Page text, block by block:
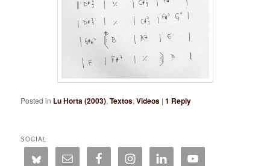
Posted in Lu Horta (2003),Textos,Videos |1 Reply
SOCIAL